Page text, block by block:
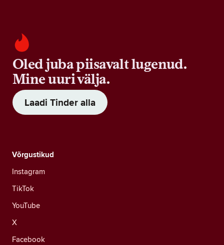
Oled juba piisavalt lugenud.
Mine uuri välja.
Laadi Tinder alla
Võrgustikud
Instagram
TikTok
YouTube
X
Facebook